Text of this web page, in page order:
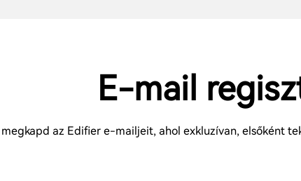
E-mail
az Edifier e-mailjeit, ahol exkluzívan, elsőként